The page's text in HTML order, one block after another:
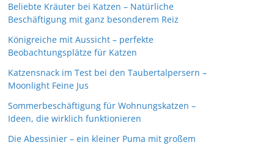
Beliebte Kräuter bei Katzen – Natürliche
Beschäftigung mit ganz besonderem Reiz
Königreiche mit Aussicht – perfekte
Beobachtungsplätze für Katzen
Katzensnack im Test bei den Taubertalpersern –
Moonlight Feine Jus
Sommerbeschäftigung für Wohnungskatzen –
Ideen, die wirklich funktionieren
Die Abessinier – ein kleiner Puma mit großem